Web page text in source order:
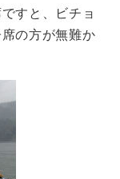
すと、ビチョ
の方が無難か